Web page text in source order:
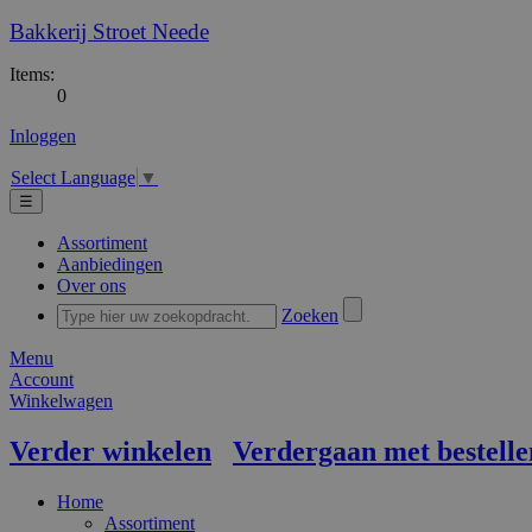
Bakkerij Stroet Neede
Items:
0
Inloggen
Select Language ▼
☰
Assortiment
Aanbiedingen
Over ons
Zoeken
Menu
Account
Winkelwagen
Verder winkelen Verdergaan met
Home
Assortiment